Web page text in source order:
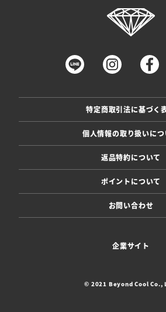
特定商取引法に基づく
個人情報の取り扱いにつ
返品特約について
ポイントについて
お問い合わせ
企業サイト
© 2021 Beyond Cool Co.,